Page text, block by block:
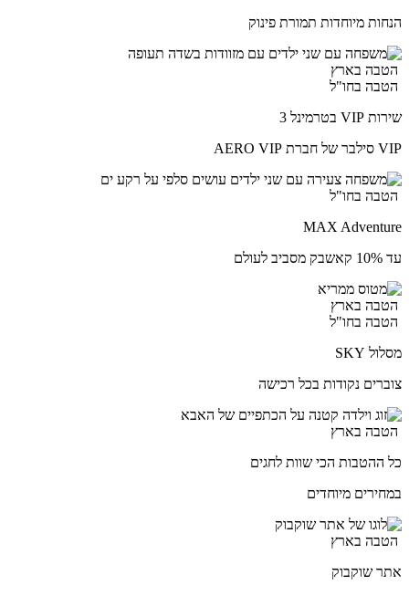
הנחות מיוחדות תמורת פינוק
הטבה בארץ
הטבה בחו"ל
שירות VIP בטרמינל 3
VIP סילבר של חברת AERO VIP
הטבה בחו"ל
MAX Adventure
עד 10% קאשבק מסביב לעולם
הטבה בארץ
הטבה בחו"ל
מסלול SKY
צוברים נקודות בכל רכישה
הטבה בארץ
כל ההטבות הכי שוות לחגים
במחירים מיוחדים
הטבה בארץ
אתר שוקבוק